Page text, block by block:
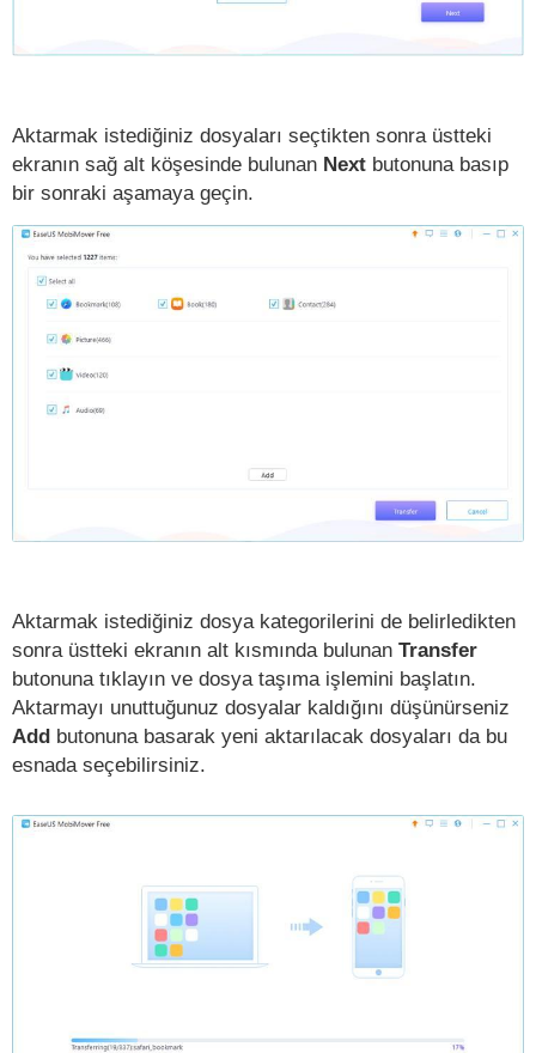
Aktarmak istediğiniz dosyaları seçtikten sonra üstteki
ekranın sağ alt köşesinde bulunan Next butonuna basıp
bir sonraki aşamaya geçin.
Aktarmak istediğiniz dosya kategorilerini de belirledikten
sonra üstteki ekranın alt kısmında bulunan Transfer
butonuna tıklayın ve dosya taşıma işlemini başlatın.
Aktarmayı unuttuğunuz dosyalar kaldığını düşünürseniz
Add butonuna basarak yeni aktarılacak dosyaları da bu
esnada seçebilirsiniz.